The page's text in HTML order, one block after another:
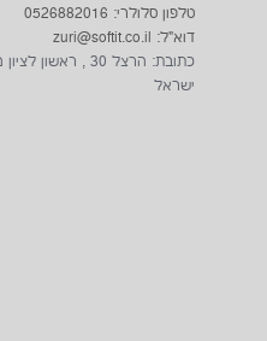
טלפון סלולרי: 0526882016
דוא"ל: zuri@softit.co.il
ישראל